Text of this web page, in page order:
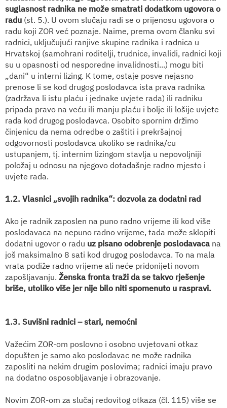
suglasnost radnika ne može smatrati dodatkom ugovora o
radu (st. 5.). U ovom slučaju radi se o prijenosu ugovora o
radu koji ZOR već poznaje. Naime, prema ovom članku svi
radnici, uključujući ranjive skupine radnika i radnica u
Hrvatskoj (samohrani roditelji, trudnice, invalidi, radnici koji
su u opasnosti od nesporedne invalidnosti...) mogu biti
„dani“ u interni lizing. K tome, ostaje posve nejasno
prenose li se kod drugog poslodavca ista prava radnika
(zadržava li istu plaću i jednake uvjete rada) ili radniku
pripada pravo na veću ili manju plaću i bolje ili lošije uvjete
rada kod drugog poslodavca. Osobito spornim držimo
činjenicu da nema odredbe o zaštiti i prekršajnoj
odgovornosti poslodavca ukoliko se radnika/cu
ustupanjem, tj. internim lizingom stavlja u nepovoljniji
položaj u odnosu na njegovo dotadašnje radno mjesto i
uvjete rada.
1.2. Vlasnici „svojih radnika“: dozvola za dodatni rad
Ako je radnik zaposlen na puno radno vrijeme ili kod više
poslodavaca na nepuno radno vrijeme, tada može sklopiti
dodatni ugovor o radu uz pisano odobrenje poslodavaca na
još maksimalno 8 sati kod drugog poslodavca. To na mala
vrata podiže radno vrijeme ali neće pridonijeti novom
zapošljavanju. Ženska fronta traži da se takvo rješenje
briše, utoliko više jer nije bilo niti spomenuto u raspravi.
1.3. Suvišni radnici – stari, nemoćni
Važećim ZOR-om poslovno i osobno uvjetovani otkaz
dopušten je samo ako poslodavac ne može radnika
zaposliti na nekim drugim poslovima; radnici imaju pravo
na dodatno osposobljavanje i obrazovanje.
Novim ZOR-om za slučaj redovitog otkaza (čl. 115) više se